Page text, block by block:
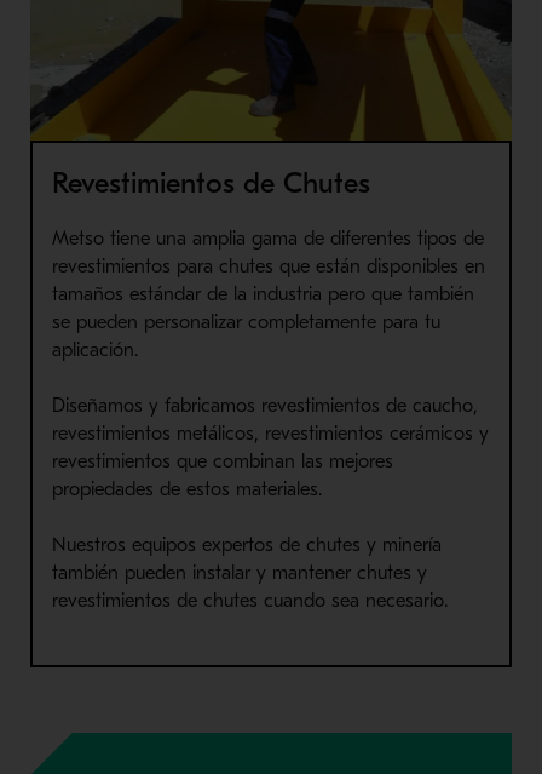
Revestimientos de Chutes
Metso tiene una amplia gama de diferentes tipos de
revestimientos para chutes que están disponibles en
tamaños estándar de la industria pero que también
se pueden personalizar completamente para tu
aplicación.
Diseñamos y fabricamos revestimientos de caucho,
revestimientos metálicos, revestimientos cerámicos y
revestimientos que combinan las mejores
propiedades de estos materiales.
Nuestros equipos expertos de chutes y minería
también pueden instalar y mantener chutes y
revestimientos de chutes cuando sea necesario.